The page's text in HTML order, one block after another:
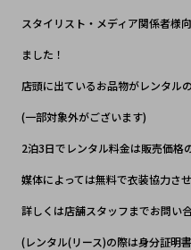
スタイリスト・メディア関係者様
ました！
店頭に出ているお品物がレンタル
(一部対象外がございます)
2泊3日でレンタル料金は販売価格
媒体によっては無料で衣装協力さ
詳しくは店舗スタッフまでお問い
(レンタル(リース)の際は身分証明